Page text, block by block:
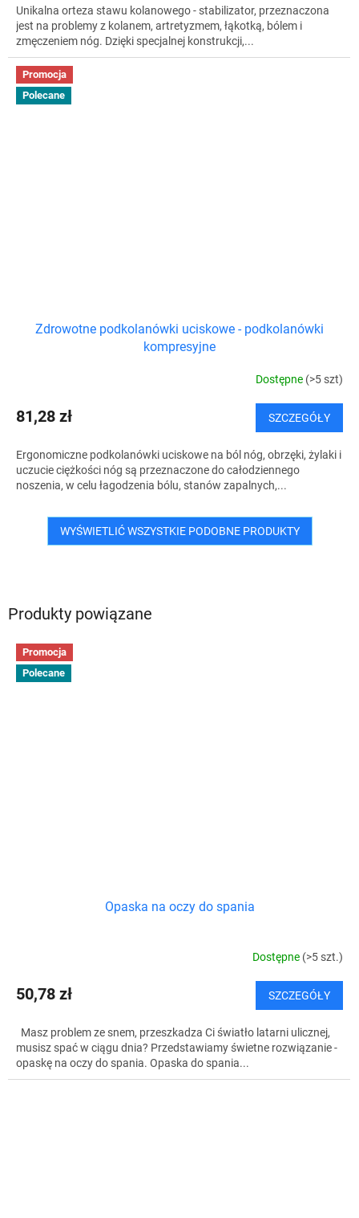
Produkty powiązane
Promocja
Polecane
Opaska na oczy do spania
Dostępne (>5 szt.)
50,78 zł SZCZEGÓŁY
Masz problem ze snem, przeszkadza Ci światło latarni ulicznej,
musisz spać w ciągu dnia? Przedstawiamy świetne rozwiązanie -
opaskę na oczy do spania. Opaska do spania...
Unikalna orteza stawu kolanowego - stabilizator, przeznaczona
jest na problemy z kolanem, artretyzmem, łąkotką, bólem i
zmęczeniem nóg. Dzięki specjalnej konstrukcji,...
Promocja
Polecane
Zdrowotne podkolanówki uciskowe - podkolanówki
kompresyjne
Dostępne (>5 szt)
81,28 zł SZCZEGÓŁY
Ergonomiczne podkolanówki uciskowe na ból nóg, obrzęki, żylaki i
uczucie ciężkości nóg są przeznaczone do całodziennego
noszenia, w celu łagodzenia bólu, stanów zapalnych,...
WYŚWIETLIĆ WSZYSTKIE PODOBNE PRODUKTY